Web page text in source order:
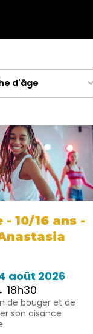
d'âge
- 10/16 ans -
août 2026
18h30
de bouger et de
son aisance